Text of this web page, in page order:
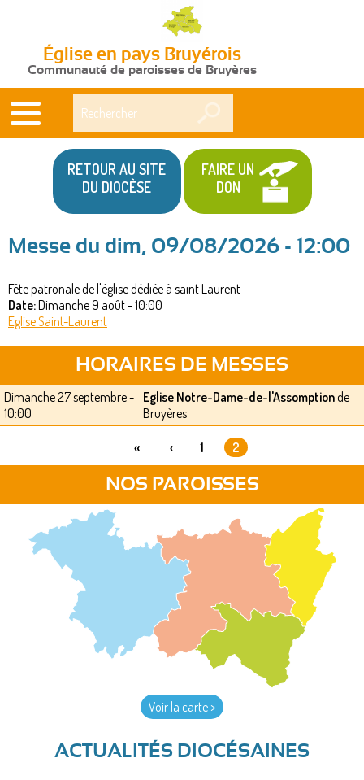
Église en pays Bruyérois
Communauté de paroisses de Bruyères
RETOUR AU SITE
DU DIOCÈSE
FAIRE UN
DON
êtes
ici
Messe du dim, 09/08/2026 - 12:00
Fête patronale de l'église dédiée à saint Laurent
Date:Dimanche 9 août - 10:00
Eglise Saint-Laurent
HORAIRES DE MESSES
Dimanche 27 septembre -
10:00
Eglise Notre-Dame-de-l'Assomptionde
Bruyères
« ‹ 1 2
NOS PAROISSES
Voir la carte >
ACTUALITÉS DIOCÉSAINES